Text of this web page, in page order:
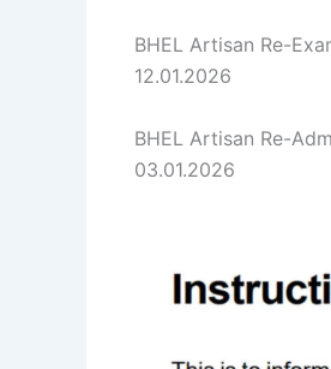
BHEL Artisan Re-
12.01.2026
BHEL Artisan Re-
03.01.2026